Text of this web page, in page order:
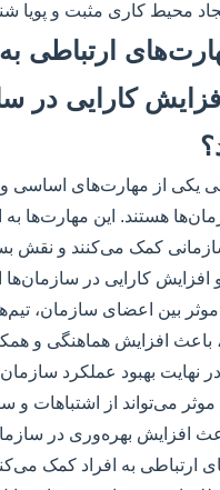
محیط کاری مثبت و پویا
ارتباطی به
کارایی در
یکی از مهارت‌های اساسی و
هستند. این مهارت‌ها به
کمک می‌کنند و نقش
و افزایش کارایی در سازمان‌ها
بین اعضای سازمان،
افزایش هماهنگی و
نهایت بهبود عملکرد سازمان
می‌تواند از اشتباهات و
افزایش بهره‌وری در
ارتباطی به افراد کمک می‌کند